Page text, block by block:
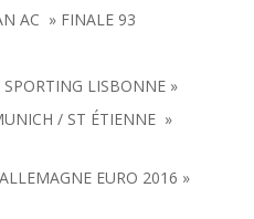
AC » FINALE 93
LISBONNE »
/ ST ÉTIENNE »
EURO 2016 »